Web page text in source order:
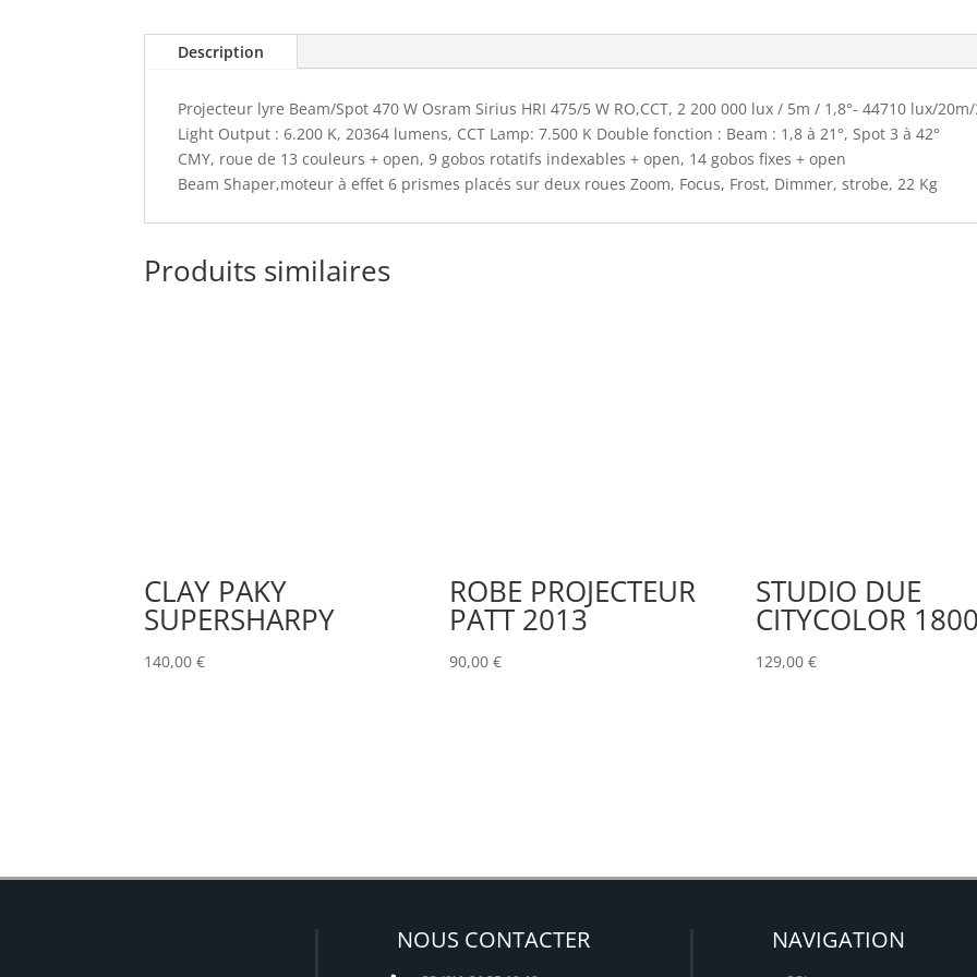
Description
Projecteur lyre Beam/Spot 470 W Osram Sirius HRI 475/5 W RO,CCT, 2 200 000 lux / 5m / 1,8°- 44710 lux/20m/
Light Output : 6.200 K, 20364 lumens, CCT Lamp: 7.500 K Double fonction : Beam : 1,8 à 21°, Spot 3 à 42°
CMY, roue de 13 couleurs + open, 9 gobos rotatifs indexables + open, 14 gobos fixes + open
Beam Shaper,moteur à effet 6 prismes placés sur deux roues Zoom, Focus, Frost, Dimmer, strobe, 22 Kg
Produits similaires
CLAY PAKY
SUPERSHARPY
140,00 €
ROBE PROJECTEUR
PATT 2013
90,00€
STUDIO DUE
CITYCOLOR
129,00 €
NOUS CONTACTER NAVIGATION